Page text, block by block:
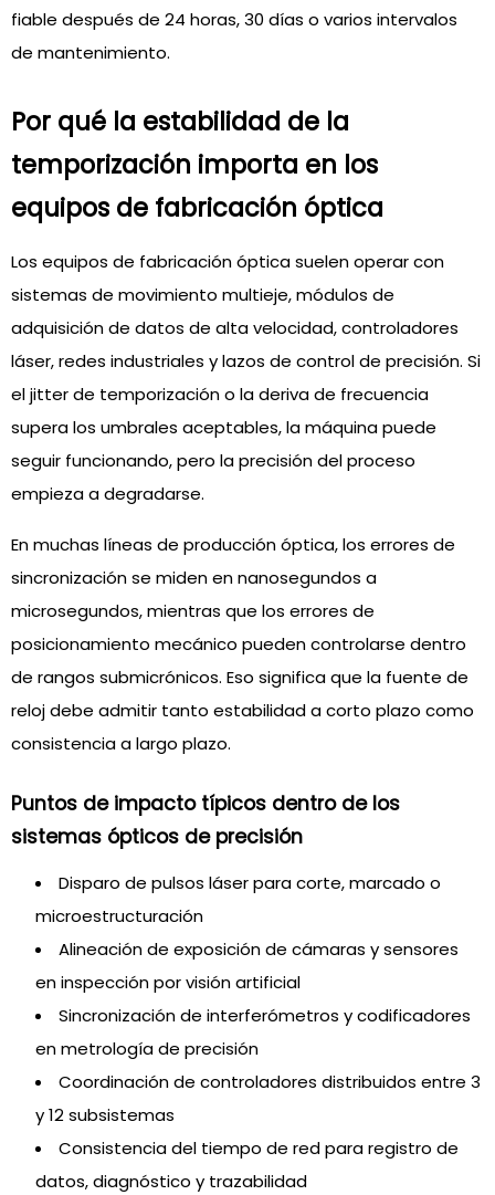
fiable después de 24 horas, 30 días o varios intervalos
de mantenimiento.
Por qué la estabilidad de la
temporización importa en los
equipos de fabricación óptica
Los equipos de fabricación óptica suelen operar con
sistemas de movimiento multieje, módulos de
adquisición de datos de alta velocidad, controladores
láser, redes industriales y lazos de control de precisión. Si
el jitter de temporización o la deriva de frecuencia
supera los umbrales aceptables, la máquina puede
seguir funcionando, pero la precisión del proceso
empieza a degradarse.
En muchas líneas de producción óptica, los errores de
sincronización se miden en nanosegundos a
microsegundos, mientras que los errores de
posicionamiento mecánico pueden controlarse dentro
de rangos submicrónicos. Eso significa que la fuente de
reloj debe admitir tanto estabilidad a corto plazo como
consistencia a largo plazo.
Puntos de impacto típicos dentro de los
sistemas ópticos de precisión
Disparo de pulsos láser para corte, marcado o
microestructuración
Alineación de exposición de cámaras y sensores
en inspección por visión artificial
Sincronización de interferómetros y codificadores
en metrología de precisión
Coordinación de controladores distribuidos entre 3
y 12 subsistemas
Consistencia del tiempo de red para registro de
datos, diagnóstico y trazabilidad